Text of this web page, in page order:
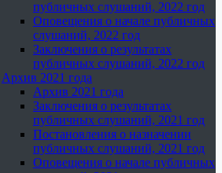
публичных слушаний, 2022 год
Оповещения о начале публичных
слушаний, 2022 год
Заключения о результатах
публичных слушаний, 2022 год
Архив 2021 года
Архив 2021 года
Заключения о результатах
публичных слушаний, 2021 год
Постановления о назначении
публичных слушаний, 2021 год
Оповещения о начале публичных